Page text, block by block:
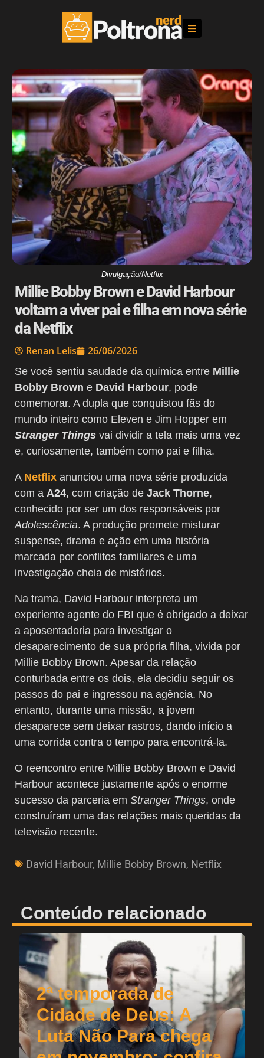
Divulgação/Netflix
Millie Bobby Brown e David Harbour
voltam a viver pai e filha em nova série
da Netflix
Renan Lelis 26/06/2026
Se você sentiu saudade da química entre Millie
Bobby Brown e David Harbour, pode
comemorar. A dupla que conquistou fãs do
mundo inteiro como Eleven e Jim Hopper em
Stranger Things vai dividir a tela mais uma vez
e, curiosamente, também como pai e filha.
A Netflix anunciou uma nova série produzida
com a A24, com criação de Jack Thorne,
conhecido por ser um dos responsáveis por
Adolescência. A produção promete misturar
suspense, drama e ação em uma história
marcada por conflitos familiares e uma
investigação cheia de mistérios.
Na trama, David Harbour interpreta um
experiente agente do FBI que é obrigado a deixar
a aposentadoria para investigar o
desaparecimento de sua própria filha, vivida por
Millie Bobby Brown. Apesar da relação
conturbada entre os dois, ela decidiu seguir os
passos do pai e ingressou na agência. No
entanto, durante uma missão, a jovem
desaparece sem deixar rastros, dando início a
uma corrida contra o tempo para encontrá-la.
O reencontro entre Millie Bobby Brown e David
Harbour acontece justamente após o enorme
sucesso da parceria em Stranger Things, onde
construíram uma das relações mais queridas da
televisão recente.
David Harbour, Millie Bobby Brown, Netflix
Conteúdo relacionado
2ª temporada de
Cidade de Deus: A
Luta Não Para chega